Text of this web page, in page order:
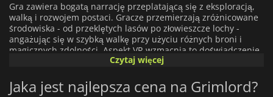
Gra zawiera bogatą narrację przeplatającą się z eksploracją,
walką i rozwojem postaci. Gracze przemierzają zróżnicowane
środowiska - od przeklętych lasów po złowieszcze lochy -
angażując się w szybką walkę przy użyciu różnych broni i
magicznych zdolności. Aspekt VR wzmacnia to doświadczenie,
pozwalając graczom fizycznie zaangażować się w świat gry,
bardziej realistyczne.
Czytaj więcej
Jaka jest najlepsza cena na Grimlord?